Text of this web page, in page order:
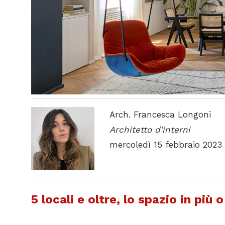
Arch. Francesca Longoni
Architetto d'interni
mercoledì 15 febbraio 2023
5 locali e oltre, lo spazio in più